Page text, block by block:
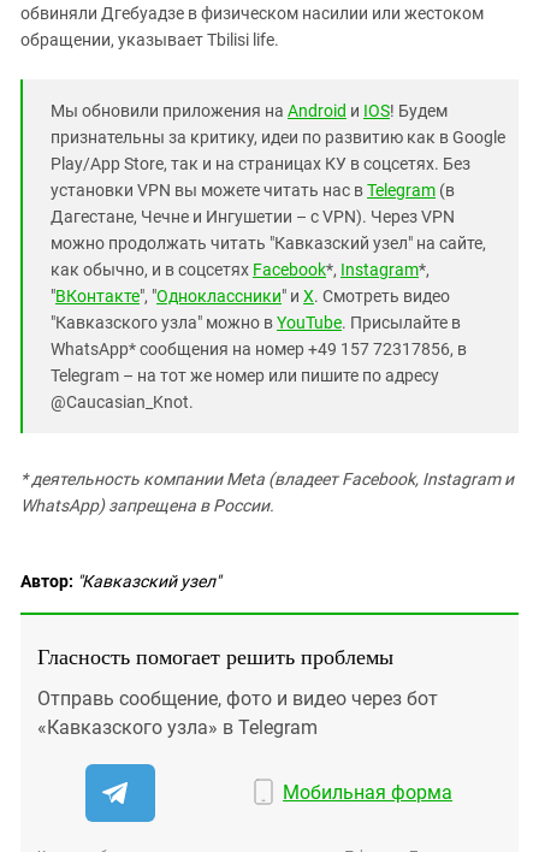
обвиняли Дгебуадзе в физическом насилии или жестоком
обращении, указывает Tbilisi life.
Мы обновили приложения на Android и IOS! Будем
признательны за критику, идеи по развитию как в Google
Play/App Store, так и на страницах КУ в соцсетях. Без
установки VPN вы можете читать нас вTelegram (в
Дагестане, Чечне и Ингушетии – с VPN). Через VPN
можно продолжать читать "Кавказский узел" на сайте,
как обычно, и в соцсетях Facebook*, Instagram*,
"ВКонтакте", "Одноклассники" и X. Смотреть видео
"Кавказского узла" можно вYouTube. Присылайте в
WhatsApp* сообщения на номер +49 157 72317856, в
Telegram – на тот же номер или пишите по адресу
@Caucasian_Knot.
*деятельность компании Meta (владеет Facebook, Instagram и
WhatsApp) запрещена в России.
Автор: "Кавказский узел"
Гласность помогает решить проблемы
Отправь сообщение, фото и видео через бот
«Кавказского узла» в Telegram
Мобильная форма